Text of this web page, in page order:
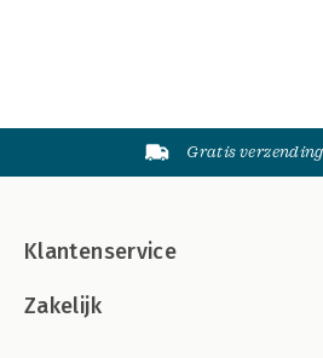
Gratis
Klantenservice
Zakelijk